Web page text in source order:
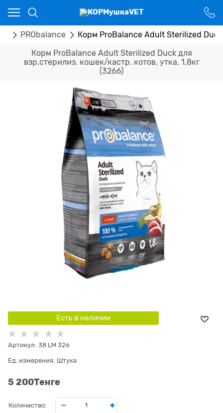
PRObalance Корм ProBalance Adult Sterilized
Корм ProBalance Adult Sterilized Duck для
взр.стерилиз. кошек/кастр. котов, утка, 1,8кг
(3266)
Есть в наличии
Артикул: 38 LM 326
Ед. измерения: Штука
5 200Tенге
Количество:
Ваш город - Костанай,
угадали?
ДА